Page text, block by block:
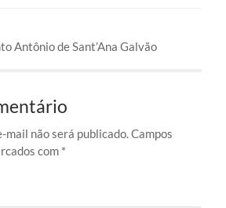
Antônio de Sant’Ana Galvão
mail não será publicado. Campos
com *